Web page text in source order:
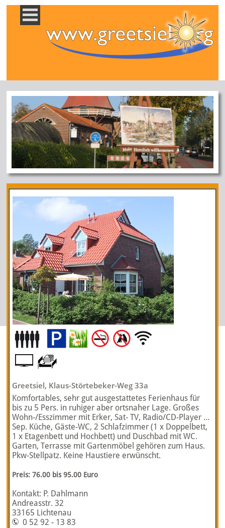
Greetsiel, Klaus-Störtebeker-Weg 33a
Komfortables, sehr gut ausgestattetes Ferienhaus für
bis zu 5 Pers. in ruhiger aber ortsnaher Lage. Großes
Wohn-/Esszimmer mit Erker, Sat- TV, Radio/CD-Player ...
Sep. Küche, Gäste-WC, 2 Schlafzimmer (1 x Doppelbett,
1 x Etagenbett und Hochbett) und Duschbad mit WC.
Garten, Terrasse mit Gartenmöbel gehören zum Haus.
Pkw-Stellpatz. Keine Haustiere erwünscht.
Preis: 76.00 bis 95.00 Euro
Kontakt: P. Dahlmann
Andreasstr. 32
33165 Lichtenau
0 52 92 - 13 83